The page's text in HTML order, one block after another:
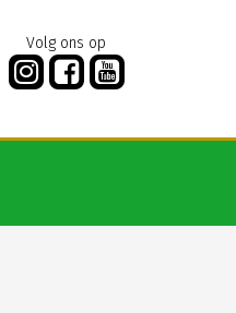
Volg ons op